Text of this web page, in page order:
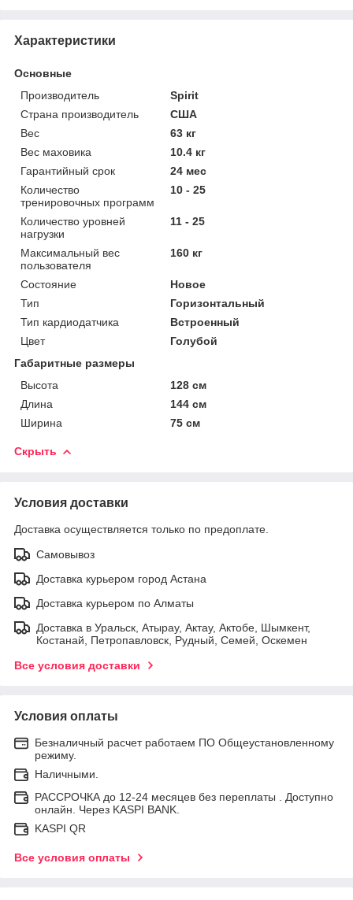
Характеристики
Основные
Производитель
Spirit
Страна производитель
США
Вес
63 кг
Вес маховика
10.4 кг
Гарантийный срок
24 мес
Количество
тренировочных программ
10 - 25
Количество уровней
нагрузки
11 - 25
Максимальный вес
пользователя
160 кг
Состояние
Новое
Тип
Горизонтальный
Тип кардиодатчика
Встроенный
Цвет
Голубой
Габаритные размеры
Высота
128 см
Длина
144 см
Ширина
75 см
Скрыть
Условия доставки
Доставка осуществляется только по предоплате.
Самовывоз
Доставка курьером город Астана
Доставка курьером по Алматы
Доставка в Уральск, Атырау, Актау, Актобе, Шымкент,
Костанай, Петропавловск, Рудный, Семей, Оскемен
Все условия доставки
Условия оплаты
Безналичный расчет работаем ПО Общеустановленному
режиму.
Наличными.
РАССРОЧКА до 12-24 месяцев без переплаты . Доступно
онлайн. Через KASPI BANK.
KASPI QR
Все условия оплаты